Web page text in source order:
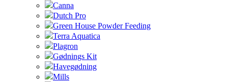
Canna
Dutch Pro
Green House Powder Feeding
Terra Aquatica
Plagron
Gødnings Kit
Havegødning
Mills